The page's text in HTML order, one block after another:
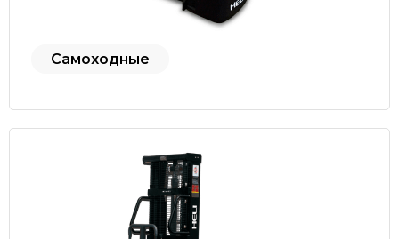
Самоходные